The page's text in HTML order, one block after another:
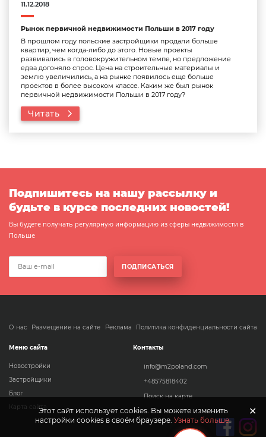
11.12.2018
Рынок первичной недвижимости Польши в 2017 году
В прошлом году польские застройщики продали больше
квартир, чем когда-либо до этого. Новые проекты
развивались в головокружительном темпе, но предложение
едва догоняло спрос. Цена на строительные материалы и
землю увеличились, а на рынке появилось еще больше
проектов в более высоком классе. Каким же был рынок
первичной недвижимости Польши в 2017 году?
Читать
Подпишитесь на нашу рассылку и
будьте в курсе последних новостей!
Вы будете получать регулярную информацию из сферы недвижимости в
Польше
ПОДПИСАТЬСЯ
О нас Размещение на сайте Реклама Политика конфиденциальности сайта
Меню сайта
Новостройки
Застройщики
Блог
Карта сайта
Контакты
info@m2poland.com
+48575818402
Поиск на карте
Этот сайт использует cookies. Вы можете изменить
настройки cookies в своём браузере. Узнать больше.
✕